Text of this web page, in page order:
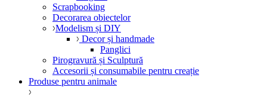
Scrapbooking
Decorarea obiectelor
Modelism și DIY
Decor și handmade
Panglici
Pirogravură și Sculptură
Accesorii și consumabile pentru creație
Produse pentru animale